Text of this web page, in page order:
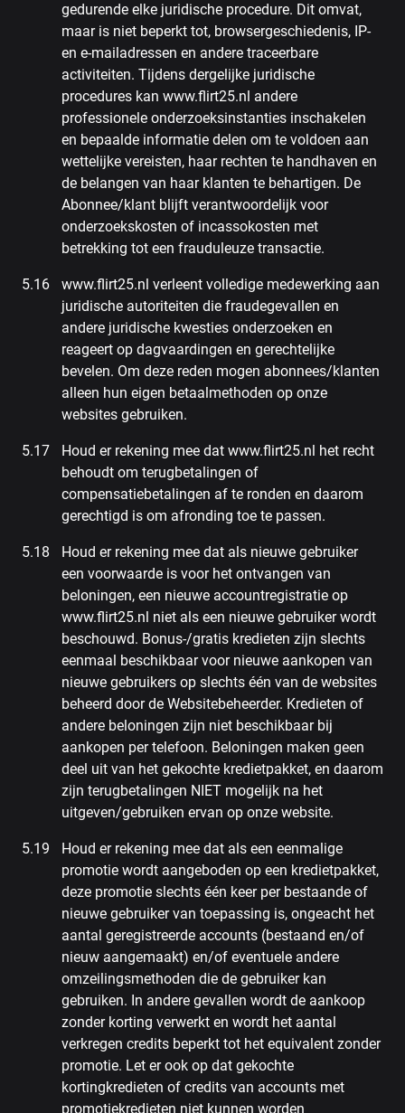
gedurende elke juridische procedure. Dit omvat,
maar is niet beperkt tot, browsergeschiedenis, IP-
en e-mailadressen en andere traceerbare
activiteiten. Tijdens dergelijke juridische
procedures kan www.flirt25.nl andere
professionele onderzoeksinstanties inschakelen
en bepaalde informatie delen om te voldoen aan
wettelijke vereisten, haar rechten te handhaven en
de belangen van haar klanten te behartigen. De
Abonnee/klant blijft verantwoordelijk voor
onderzoekskosten of incassokosten met
betrekking tot een frauduleuze transactie.
www.flirt25.nl verleent volledige medewerking aan
juridische autoriteiten die fraudegevallen en
andere juridische kwesties onderzoeken en
reageert op dagvaardingen en gerechtelijke
bevelen. Om deze reden mogen abonnees/klanten
alleen hun eigen betaalmethoden op onze
websites gebruiken.
Houd er rekening mee dat www.flirt25.nl het recht
behoudt om terugbetalingen of
compensatiebetalingen af te ronden en daarom
gerechtigd is om afronding toe te passen.
Houd er rekening mee dat als nieuwe gebruiker
een voorwaarde is voor het ontvangen van
beloningen, een nieuwe accountregistratie op
www.flirt25.nl niet als een nieuwe gebruiker wordt
beschouwd. Bonus-/gratis kredieten zijn slechts
eenmaal beschikbaar voor nieuwe aankopen van
nieuwe gebruikers op slechts één van de websites
beheerd door de Websitebeheerder. Kredieten of
andere beloningen zijn niet beschikbaar bij
aankopen per telefoon. Beloningen maken geen
deel uit van het gekochte kredietpakket, en daarom
zijn terugbetalingen NIET mogelijk na het
uitgeven/gebruiken ervan op onze website.
Houd er rekening mee dat als een eenmalige
promotie wordt aangeboden op een kredietpakket,
deze promotie slechts één keer per bestaande of
nieuwe gebruiker van toepassing is, ongeacht het
aantal geregistreerde accounts (bestaand en/of
nieuw aangemaakt) en/of eventuele andere
omzeilingsmethoden die de gebruiker kan
gebruiken. In andere gevallen wordt de aankoop
zonder korting verwerkt en wordt het aantal
verkregen credits beperkt tot het equivalent zonder
promotie. Let er ook op dat gekochte
kortingkredieten of credits van accounts met
promotiekredieten niet kunnen worden